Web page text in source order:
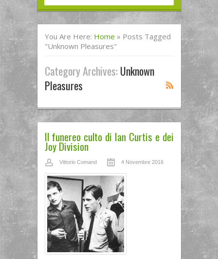
You Are Here: Home » Posts Tagged
"unknown Pleasures"
Category Archives:Unknown
Pleasures
Il funereo culto di Ian Curtis e dei
Joy Division
Vittorio Comand 4 Novembre 2016